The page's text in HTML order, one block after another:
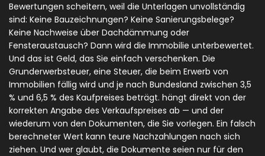
Bewertungen scheitern, weil die Unterlagen unvollständig
sind: Keine Bauzeichnungen? Keine Sanierungsbelege?
Keine Nachweise über Dachdämmung oder
Fensteraustausch? Dann wird die Immobilie unterbewertet.
Und das ist Geld, das Sie einfach verschenken. Die
Grunderwerbsteuer, eine Steuer, die beim Erwerb von
Immobilien fällig wird und je nach Bundesland zwischen 3,5
% und 6,5 % des Kaufpreises beträgt. hängt direkt von der
korrekten Angabe des Verkaufspreises ab — und der
wiederum von den Dokumenten, die Sie vorlegen. Ein falsch
berechneter Wert kann teure Nachzahlungen nach sich
ziehen. Und wer glaubt, die Dokumente seien nur für den